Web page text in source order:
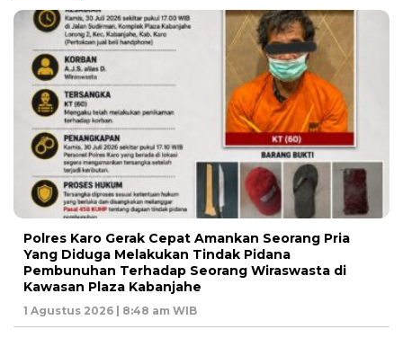
Polres Karo Gerak Cepat Amankan Seorang Pria
Yang Diduga Melakukan Tindak Pidana
Pembunuhan Terhadap Seorang Wiraswasta di
Kawasan Plaza Kabanjahe
1 Agustus 2026 | 8:48 am WIB